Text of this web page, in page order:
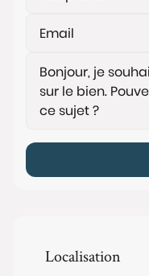
Localisation